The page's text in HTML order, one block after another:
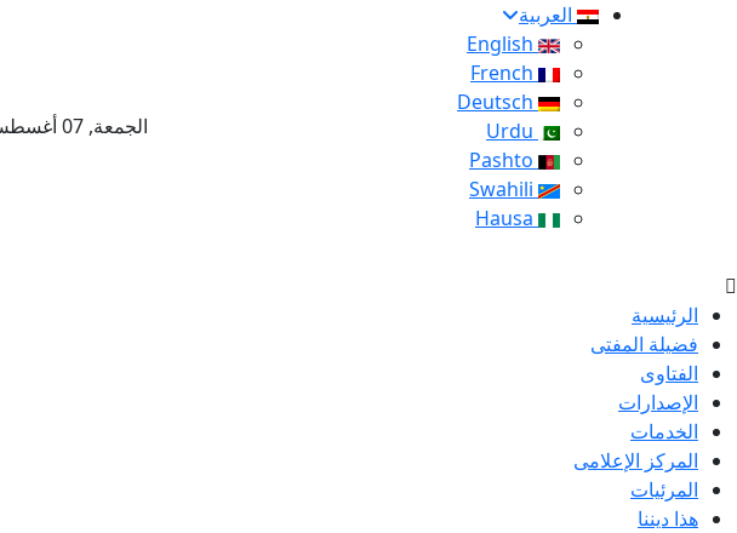
العربية
الجمعة, 07 أغسطس 2026 – 24 صفر 1448 هـ
الرئيسية
فضيلة المفتى
الفتاوى
الإصدارات
الخدمات
المركز الإعلامى
المرئيات
هذا ديننا